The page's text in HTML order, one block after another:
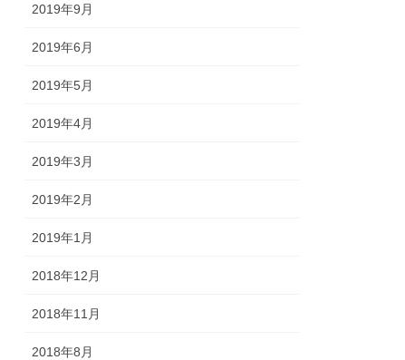
2019年9月
2019年6月
2019年5月
2019年4月
2019年3月
2019年2月
2019年1月
2018年12月
2018年11月
2018年8月